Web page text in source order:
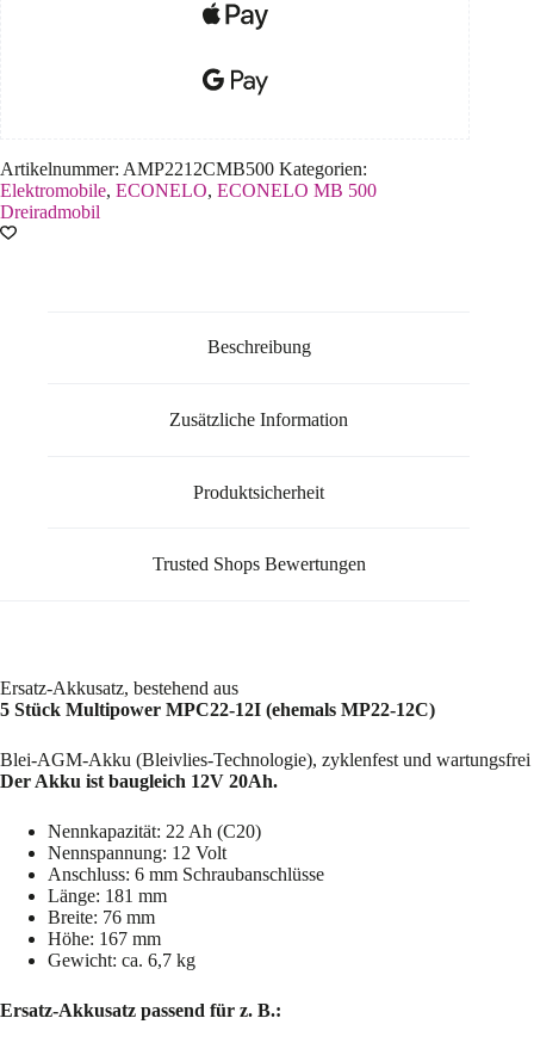
Artikelnummer: AMP2212CMB500 Kategorien:
Elektromobile, ECONELO, ECONELO MB 500
Dreiradmobil
Beschreibung
Zusätzliche Information
Produktsicherheit
Trusted Shops Bewertungen
Ersatz-Akkusatz, bestehend aus
5 Stück Multipower MPC22-12I (ehemals MP22-12C)
Blei-AGM-Akku (Bleivlies-Technologie), zyklenfest und wartungsfrei
Der Akku ist baugleich 12V 20Ah.
Nennkapazität: 22 Ah (C20)
Nennspannung: 12 Volt
Anschluss: 6 mm Schraubanschlüsse
Länge: 181 mm
Breite: 76 mm
Höhe: 167 mm
Gewicht: ca. 6,7 kg
Ersatz-Akkusatz passend für z. B.: